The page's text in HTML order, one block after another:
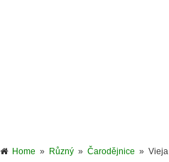
Home » Různý » Čarodějnice »